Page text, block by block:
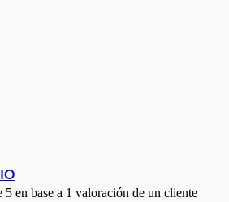
5 en base a 1 valoración de un cliente